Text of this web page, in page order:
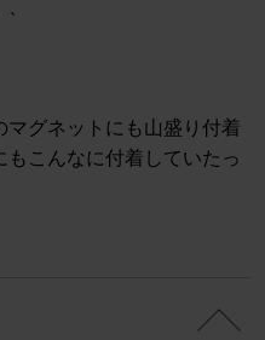
マグネットにも山盛り付着
もこんなに付着していたっ